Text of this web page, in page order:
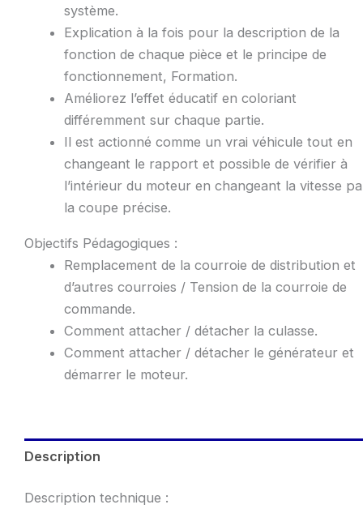
système.
Explication à la fois pour la description de la
fonction de chaque pièce et le principe de
fonctionnement, Formation.
Améliorez l’effet éducatif en coloriant
différemment sur chaque partie.
Il est actionné comme un vrai véhicule tout en
changeant le rapport et possible de vérifier à
l’intérieur du moteur en changeant la vitesse
la coupe précise.
Objectifs Pédagogiques :
Remplacement de la courroie de distribution et
d’autres courroies / Tension de la courroie de
commande.
Comment attacher / détacher la culasse.
Comment attacher / détacher le générateur et
démarrer le moteur.
Description
Description technique :